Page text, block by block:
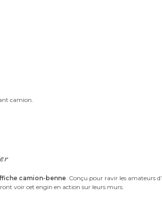
camion.
camion-benne . Conçu pour ravir les amateurs d’
voir cet engin en action sur leurs murs.